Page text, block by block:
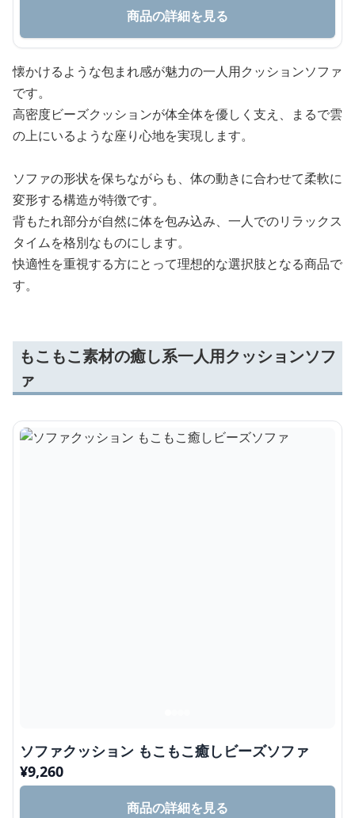
商品の詳細を見る
懐かけるような包まれ感が魅力の一人用クッションソファ
です。
高密度ビーズクッションが体全体を優しく支え、まるで雲
の上にいるような座り心地を実現します。
ソファの形状を保ちながらも、体の動きに合わせて柔軟に
変形する構造が特徴です。
背もたれ部分が自然に体を包み込み、一人でのリラックス
タイムを格別なものにします。
快適性を重視する方にとって理想的な選択肢となる商品で
す。
もこもこ素材の癒し系一人用クッションソフ
ァ
ソファクッション もこもこ癒しビーズソファ
¥9,260
商品の詳細を見る